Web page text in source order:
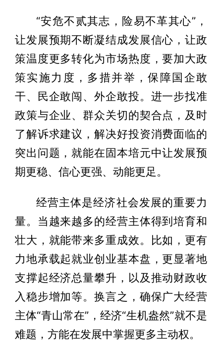
“安危不贰其志，险易不革其心”，
让发展预期不断凝结成发展信心，让政
策温度更多转化为市场热度，要加大政
策实施力度，多措并举，保障国企敢
干、民企敢闯、外企敢投。进一步找准
政策与企业、群众关切的契合点，及时
了解诉求建议，解决好投资消费面临的
突出问题，就能在固本培元中让发展预
期更稳、信心更强、动能更足。
经营主体是经济社会发展的重要力
量。当越来越多的经营主体得到培育和
壮大，就能带来多重成效。比如，更有
力地承载起就业创业基本盘，更显著地
支撑起经济总量攀升，以及推动财政收
入稳步增加等。换言之，确保广大经营
主体“青山常在”，经济“生机盎然”就不是
难题，方能在发展中掌握更多主动权。